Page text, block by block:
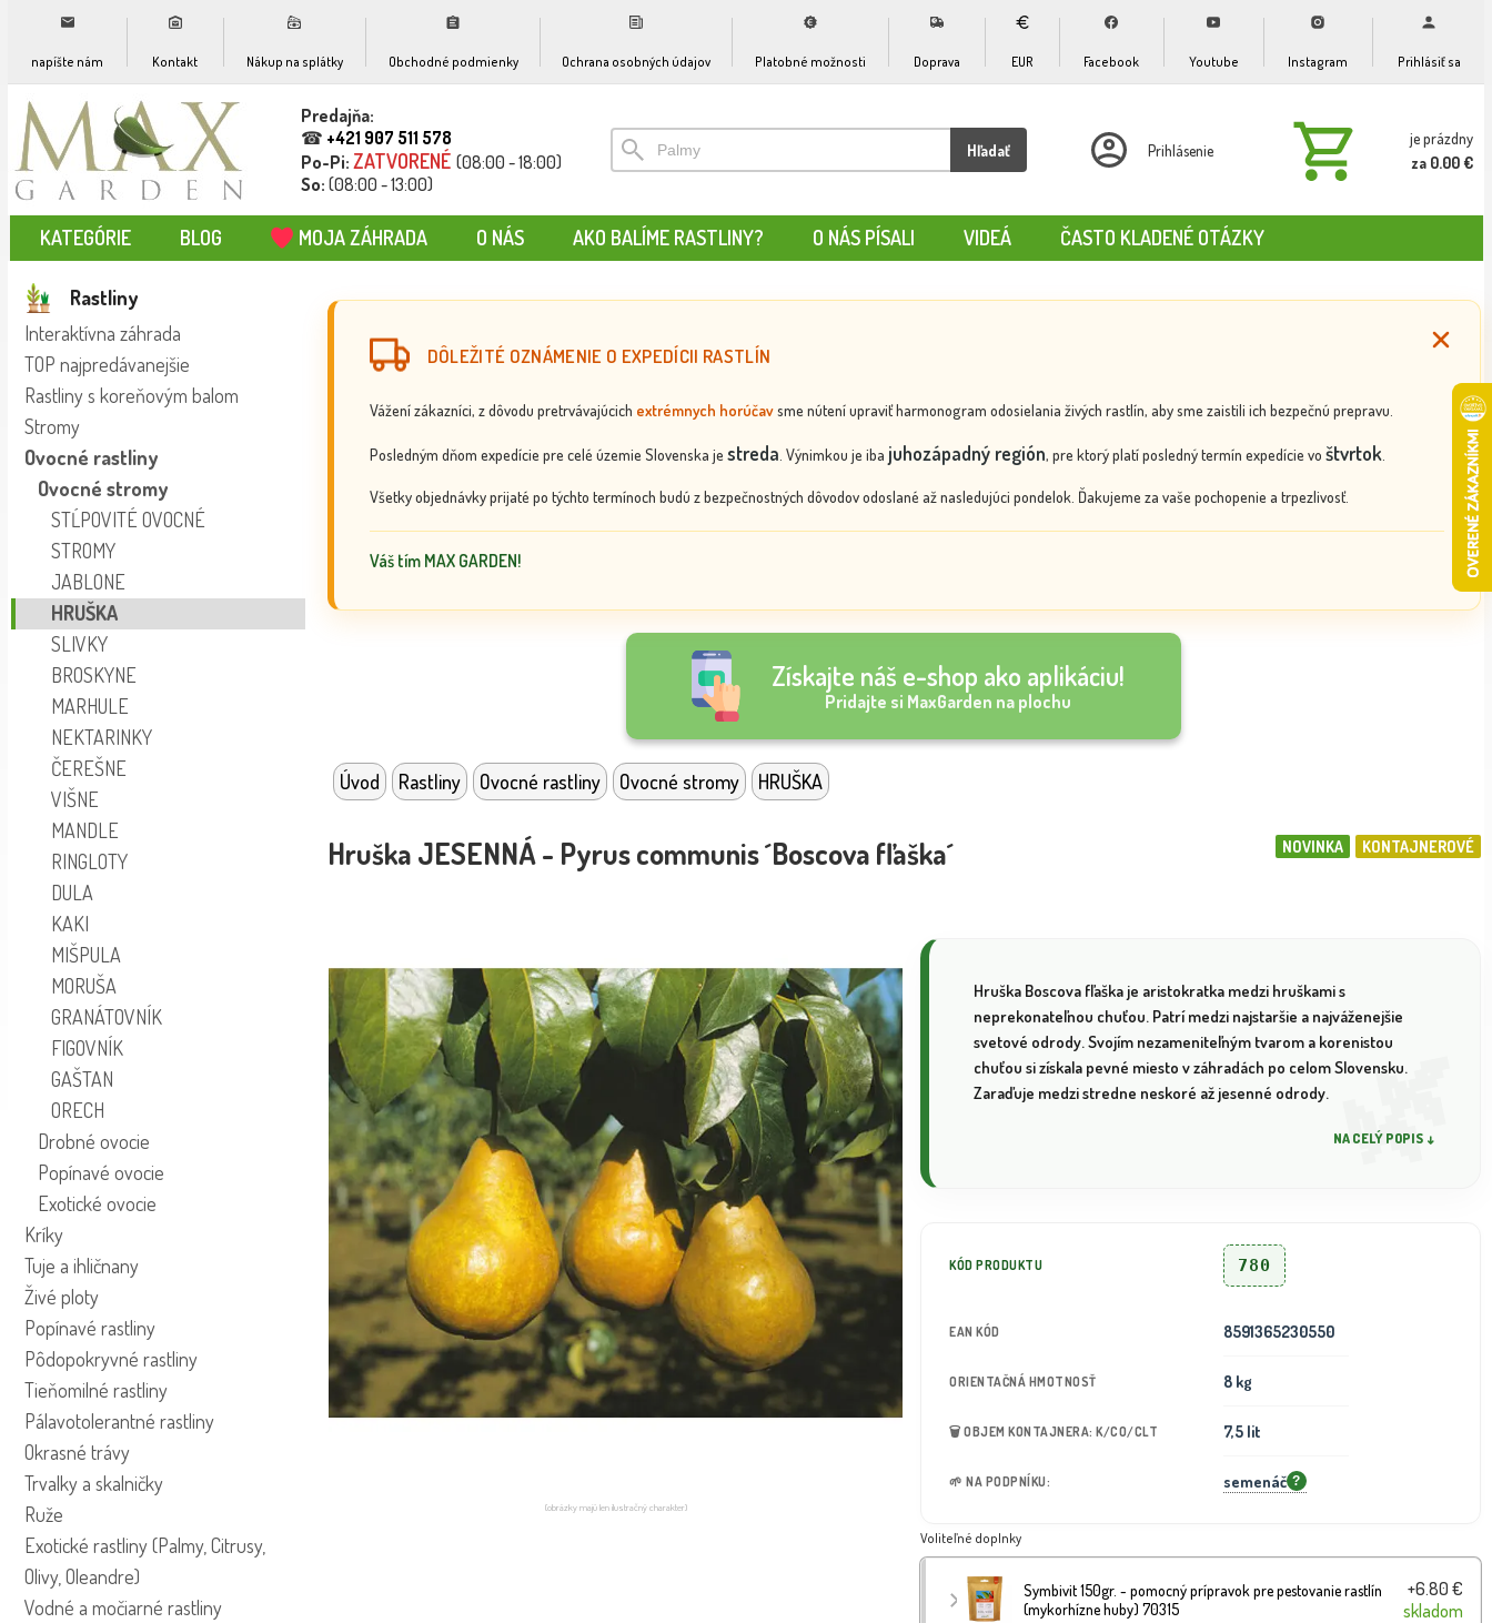
napíšte nám Kontakt Nákup na splátky Obchodné podmienky Ochrana osobných údajov Platobné možnosti Doprava EUR Facebook Youtube Instagram Prihlásiť sa
Predajňa:
☎ +421 907 511 578
Po-Pi: ZATVORENÉ (08:00 - 18:00)
So: (08:00 - 13:00)
Hľadať Prihlásenie
je prázdny
za 0.00 €
KATEGÓRIE BLOG MOJA ZÁHRADA O NÁS AKO BALÍME RASTLINY? O NÁS PÍSALI VIDEÁ ČASTO KLADENÉ OTÁZKY
Rastliny
Interaktívna záhrada
TOP najpredávanejšie
Rastliny s koreňovým balom
Stromy
Ovocné rastliny
Ovocné stromy
STĹPOVITÉ OVOCNÉ
STROMY
JABLONE
HRUŠKA
SLIVKY
BROSKYNE
MARHULE
NEKTARINKY
ČEREŠNE
VIŠNE
MANDLE
RINGLOTY
DULA
KAKI
MIŠPULA
MORUŠA
GRANÁTOVNÍK
FIGOVNÍK
GAŠTAN
ORECH
Drobné ovocie
Popínavé ovocie
Exotické ovocie
Kríky
Tuje a ihličnany
Živé ploty
Popínavé rastliny
Pôdopokryvné rastliny
Tieňomilné rastliny
Pálavotolerantné rastliny
Okrasné trávy
Trvalky a skalničky
Ruže
Exotické rastliny (Palmy, Citrusy,
Olivy, Oleandre)
Vodné a močiarné rastliny
DÔLEŽITÉ OZNÁMENIE O EXPEDÍCII RASTLÍN
Vážení zákazníci, z dôvodu pretrvávajúcich extrémnych horúčavsme nútení upraviť harmonogram odosielania živých rastlín, aby sme zaistili ich bezpečnú prepravu.
Posledným dňom expedície pre celé územie Slovenska je streda . Výnimkou je iba juhozápadný región, pre ktorý platí posledný termín expedície vo štvrtok.
Všetky objednávky prijaté po týchto termínoch budú z bezpečnostných dôvodov odoslané až nasledujúci pondelok. Ďakujeme za vaše pochopenie a trpezlivosť.
Váš tím MAX GARDEN!
Získajte náš e-shop ako aplikáciu!
Pridajte si MaxGarden na plochu
Úvod Rastliny Ovocné rastliny Ovocné stromy HRUŠKA
KONTAJNEROVÉ
NOVINKA
Hruška JESENNÁ - Pyrus communis ´Boscova fľaška´
(obrázky majú len ilustračný charakter)
Hruška Boscova fľaška je aristokratka medzi hruškami s
neprekonateľnou chuťou. Patrí medzi najstaršie a najváženejšie
svetové odrody. Svojím nezameniteľným tvarom a korenistou
chuťou si získala pevné miesto v záhradách po celom Slovensku.
Zaraďuje medzi stredne neskoré až jesenné odrody.
NA CELÝ POPIS ↓
KÓD PRODUKTU 780
EAN KÓD 8591365230550
ORIENTAČNÁ HMOTNOSŤ 8 kg
🗑️ OBJEM KONTAJNERA: K/CO/CLT 7,5 lit
🌱 NA PODPNÍKU: semenáč ?
Voliteľné doplnky
Symbivit 150gr. - pomocný prípravok pre pestovanie rastlín
(mykorhízne huby) 70315
+6.80 €
skladom